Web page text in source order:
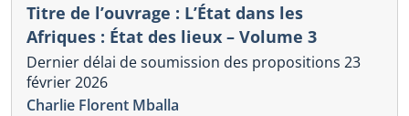
Titre de l’ouvrage : L’État dans les
Afriques : État des lieux – Volume 3
Dernier délai de soumission des propositions 23
février 2026
Charlie Florent Mballa